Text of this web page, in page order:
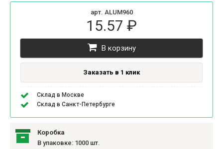
арт. ALUM960
15.57 ₽
В корзину
Заказать в 1 клик
Склад в Москве
Склад в Санкт-Петербурге
Коробка
В упаковке: 1000 шт.